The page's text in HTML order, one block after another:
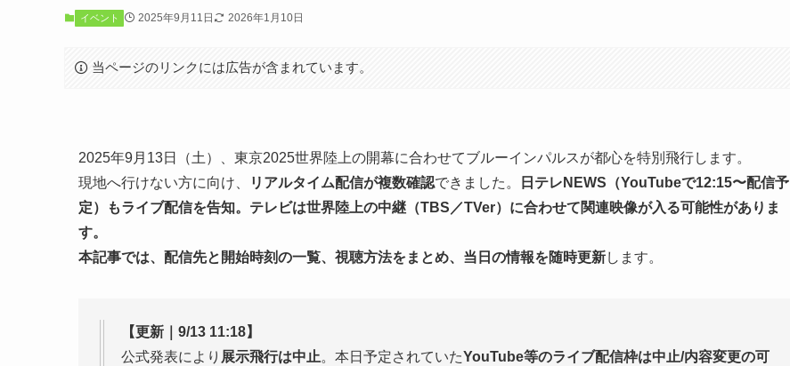
イベント 2025年9月11日 2026年1月10日
当ページのリンクには広告が含まれています。
2025年9月13日（土）、東京2025世界陸上の開幕に合わせてブルーインパルスが都心を特別飛行します。
現地へ行けない方に向け、
リアルタイム配信が複数確認できました。
日テレNEWS（YouTubeで12:15〜配信予
定）もライブ配信を告知。テレビは世界陸上の中継（TBS／TVer）に合わせて関連映像が入る可能性がありま
す。
本記事では、配信先と開始時刻の一覧、視聴方法をまとめ、当日の情報を随時更新します。
【更新｜9/13 11:18】
公式発表により 展示飛行は中止。本日予定されていたYouTube等のライブ配信枠は中止/内容変更の可